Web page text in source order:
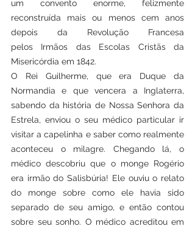
um convento enorme, felizmente
reconstruída mais ou menos cem anos
depois da Revolução Francesa
pelos Irmãos das Escolas Cristãs da
Misericórdia em 1842.
O Rei Guilherme, que era Duque da
Normandia e que vencera a Inglaterra,
sabendo da história de Nossa Senhora da
Estrela, enviou o seu médico particular ir
visitar a capelinha e saber como realmente
aconteceu o milagre. Chegando lá, o
médico descobriu que o monge Rogério
era irmão do Salisbúria! Ele ouviu o relato
do monge sobre como ele havia sido
separado de seu amigo, e então contou
sobre seu sonho. O médico acreditou em